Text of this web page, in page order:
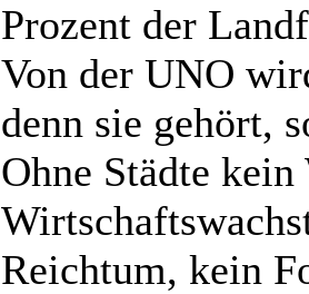
Prozent der
Von der UNO
denn sie gehört,
Ohne Städte
Reichtum, kein